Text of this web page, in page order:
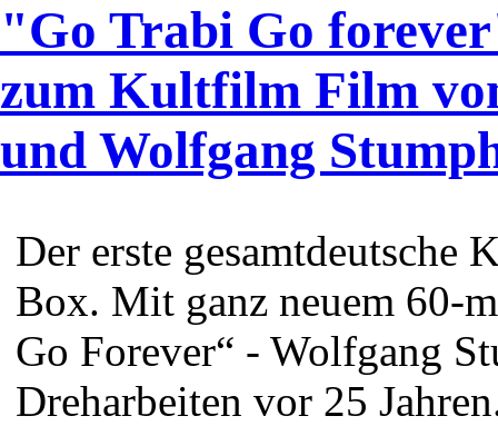
"Go Trabi Go
zum Kultfilm Film
und Wolfgang
Der erste
Box. Mit ganz neuem 60-
Go Forever“ - Wolfgang
Dreharbeiten vor 25